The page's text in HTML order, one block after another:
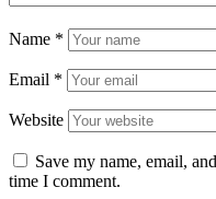
Name *
Email *
Website
Save my name, email,
time I comment.